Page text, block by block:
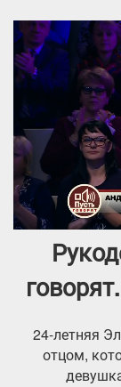
24-летняя
отцом,